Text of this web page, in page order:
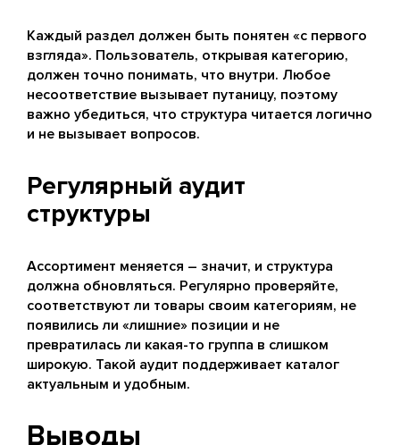
Каждый раздел должен быть понятен «с первого
взгляда». Пользователь, открывая категорию,
должен точно понимать, что внутри. Любое
несоответствие вызывает путаницу, поэтому
важно убедиться, что структура читается логично
и не вызывает вопросов.
Регулярный аудит
структуры
Ассортимент меняется – значит, и структура
должна обновляться. Регулярно проверяйте,
соответствуют ли товары своим категориям, не
появились ли «лишние» позиции и не
превратилась ли какая-то группа в слишком
широкую. Такой аудит поддерживает каталог
актуальным и удобным.
Выводы